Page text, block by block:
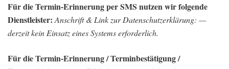
Für die Termin-Erinnerung per SMS nutzen wir folgende
Dienstleister: Anschrift& Link zur Datenschutzerklärung: —
derzeit kein Einsatz eines Systems erforderlich.
Für die Termin-Erinnerung / Terminbestätigung /